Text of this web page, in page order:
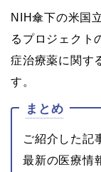
NIH傘下の米国
るプロジェクト
症治療薬に関す
す。
まとめ
ご紹介した記
最新の医療情